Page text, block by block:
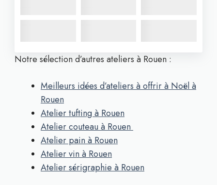
Notre sélection d’autres ateliers à Rouen :
Meilleurs idées d’ateliers à offrir à Noël à
Rouen
Atelier tufting à Rouen
Atelier couteau à Rouen
Atelier pain à Rouen
Atelier vin à Rouen
Atelier sérigraphie à Rouen